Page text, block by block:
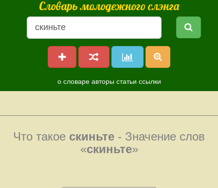
Словарь молодежного слэнга
о словаре авторы статьи ссылки
Что такое скиньте - Значение слов
«скиньте»